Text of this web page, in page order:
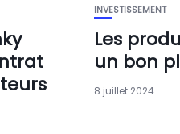
INVESTISSEMENT
Les
un bon
8 juillet 2024